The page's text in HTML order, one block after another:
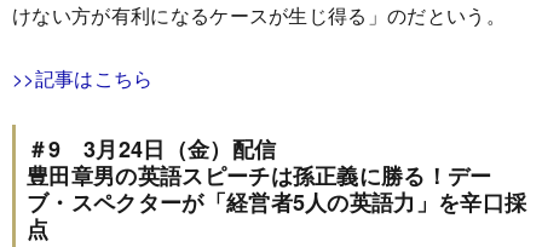
けない方が有利になるケースが生じ得る」のだという。
>>記事はこちら
＃9 3月24日（金）配信
豊田章男の英語スピーチは孫正義に勝る！デー
ブ・スペクターが「経営者5人の英語力」を辛口採
点